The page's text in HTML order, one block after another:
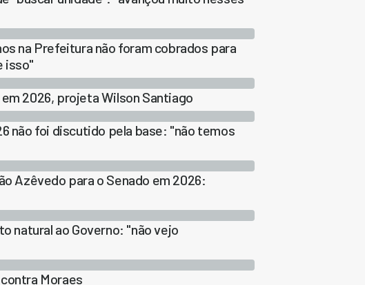
na Prefeitura não foram cobrados para
isso"
2026, projeta Wilson Santiago
não foi discutido pela base: "não temos
Azêvedo para o Senado em 2026:
natural ao Governo: "não vejo
Moraes